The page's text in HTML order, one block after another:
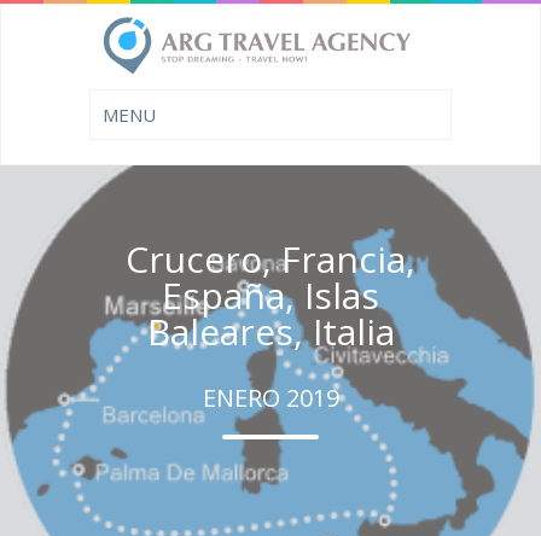
Crucero, Francia,
España, Islas
Baleares, Italia
ENERO 2019